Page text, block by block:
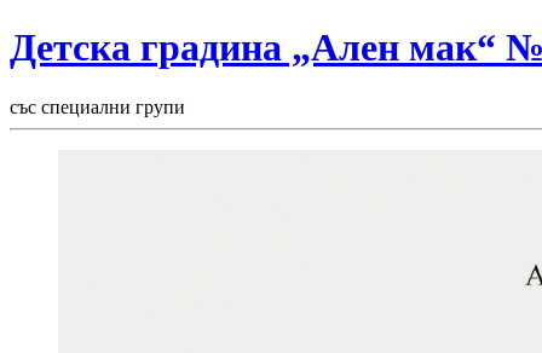
Детска градина „Ален мак“
със специални групи